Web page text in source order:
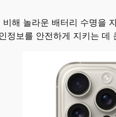
해 놀라운 배터리 수명을
정보를 안전하게 지키는 데